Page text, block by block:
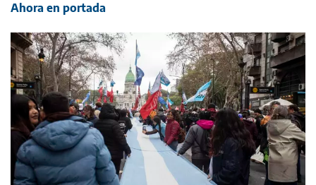
Ahora en portada